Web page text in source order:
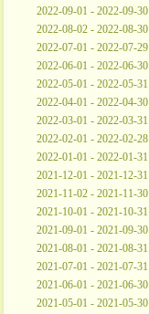
2022-09-01 - 2022-09-30
2022-08-02 - 2022-08-30
2022-07-01 - 2022-07-29
2022-06-01 - 2022-06-30
2022-05-01 - 2022-05-31
2022-04-01 - 2022-04-30
2022-03-01 - 2022-03-31
2022-02-01 - 2022-02-28
2022-01-01 - 2022-01-31
2021-12-01 - 2021-12-31
2021-11-02 - 2021-11-30
2021-10-01 - 2021-10-31
2021-09-01 - 2021-09-30
2021-08-01 - 2021-08-31
2021-07-01 - 2021-07-31
2021-06-01 - 2021-06-30
2021-05-01 - 2021-05-30